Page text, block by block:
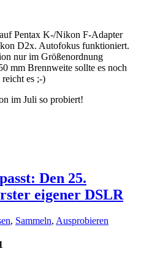
Pentax K-/Nikon F-Adapter
D2x. Autofokus funktioniert.
nur im Größenordnung
mm Brennweite sollte es noch
es ;-)
im Juli so probiert!
Den 25.
eigener DSLR
, Sammeln, Ausprobieren